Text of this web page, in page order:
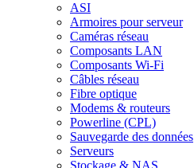
ASI
Armoires pour serveur
Caméras réseau
Composants LAN
Composants Wi-Fi
Câbles réseau
Fibre optique
Modems & routeurs
Powerline (CPL)
Sauvegarde des données
Serveurs
Stockage & NAS